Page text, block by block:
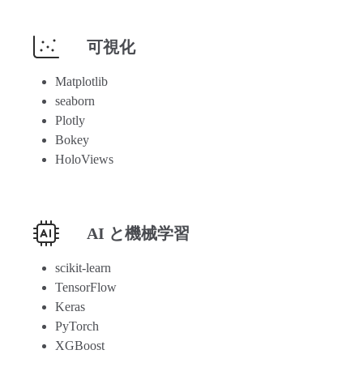
可視化
Matplotlib
seaborn
Plotly
Bokey
HoloViews
AI と機械学習
scikit-learn
TensorFlow
Keras
PyTorch
XGBoost